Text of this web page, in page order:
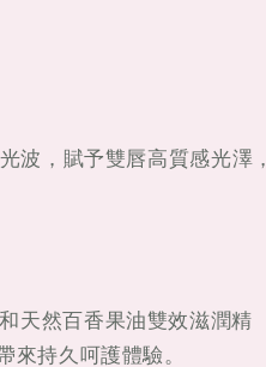
波，賦予雙唇高質感光澤，
天然百香果油雙效滋潤精
來持久呵護體驗。